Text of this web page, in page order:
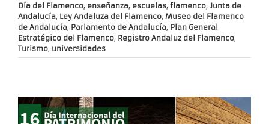
Día del Flamenco, enseñanza, escuelas, flamenco, Junta de
Andalucía, Ley Andaluza del Flamenco, Museo del Flamenco
de Andalucía, Parlamento de Andalucía, Plan General
Estratégico del Flamenco, Registro Andaluz del Flamenco,
Turismo, universidades